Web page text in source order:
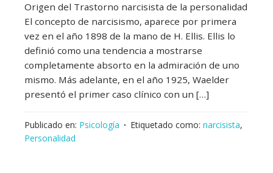
Origen del Trastorno narcisista de la personalidad
El concepto de narcisismo, aparece por primera
vez en el año 1898 de la mano de H. Ellis. Ellis lo
definió como una tendencia a mostrarse
completamente absorto en la admiración de uno
mismo. Más adelante, en el año 1925, Waelder
presentó el primer caso clínico con un […]
Publicado en: Psicología Etiquetado como: narcisista,
Personalidad